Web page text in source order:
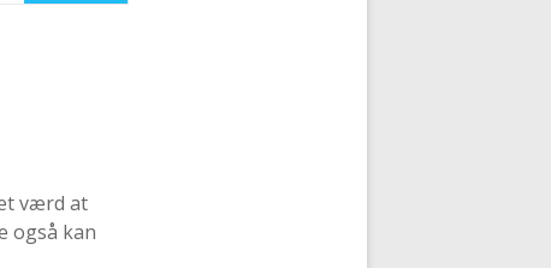
værd at
også kan